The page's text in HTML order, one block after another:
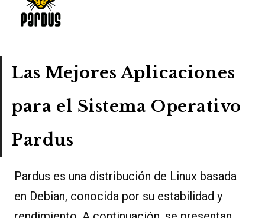
Las Mejores Aplicaciones
para el Sistema Operativo
Pardus
Pardus es una distribución de Linux basada
en Debian, conocida por su estabilidad y